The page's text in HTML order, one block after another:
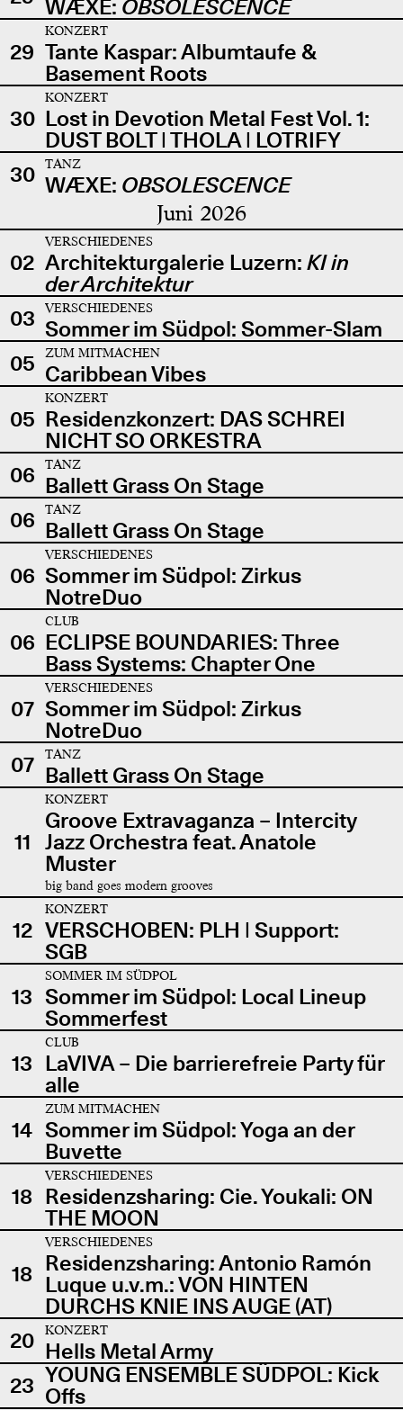
WÆXE: OBSOLESCENCE
29
KONZERT
Tante Kaspar: Albumtaufe &
Basement Roots
30
KONZERT
Lost in Devotion Metal Fest Vol. 1:
DUST BOLT | THOLA | LOTRIFY
30
TANZ
WÆXE: OBSOLESCENCE
Juni 2026
02
VERSCHIEDENES
Architekturgalerie Luzern: KI in
der Architektur
03
VERSCHIEDENES
Sommer im Südpol: Sommer-Slam
05
ZUM MITMACHEN
Caribbean Vibes
05
KONZERT
Residenzkonzert: DAS SCHREI
NICHT SO ORKESTRA
06
TANZ
Ballett Grass On Stage
06
TANZ
Ballett Grass On Stage
06
VERSCHIEDENES
Sommer im Südpol: Zirkus
NotreDuo
06
CLUB
ECLIPSE BOUNDARIES: Three
Bass Systems: Chapter One
07
VERSCHIEDENES
Sommer im Südpol: Zirkus
NotreDuo
07
TANZ
Ballett Grass On Stage
11
KONZERT
Groove Extravaganza – Intercity
Jazz Orchestra feat. Anatole
Muster
big band goes modern grooves
12
KONZERT
VERSCHOBEN: PLH | Support:
SGB
13
SOMMER IM SÜDPOL
Sommer im Südpol: Local Lineup
Sommerfest
13
CLUB
LaVIVA – Die barrierefreie Party für
alle
14
ZUM MITMACHEN
Sommer im Südpol: Yoga an der
Buvette
18
VERSCHIEDENES
Residenzsharing: Cie. Youkali: ON
THE MOON
18
VERSCHIEDENES
Residenzsharing: Antonio Ramón
Luque u.v.m.: VON HINTEN
DURCHS KNIE INS AUGE (AT)
20
KONZERT
Hells Metal Army
23 YOUNG ENSEMBLE SÜDPOL: Kick
Offs